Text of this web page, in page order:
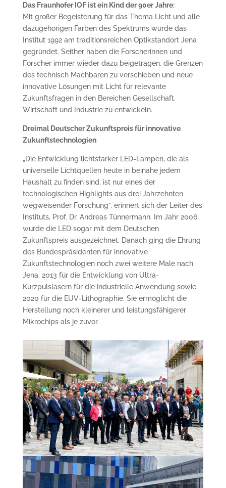
Das Fraunhofer IOF ist ein Kind der 90er Jahre:
Mit großer Begeisterung für das Thema Licht und alle
dazugehörigen Farben des Spektrums wurde das
Institut 1992 am traditionsreichen Optikstandort Jena
gegründet. Seither haben die Forscherinnen und
Forscher immer wieder dazu beigetragen, die Grenzen
des technisch Machbaren zu verschieben und neue
innovative Lösungen mit Licht für relevante
Zukunftsfragen in den Bereichen Gesellschaft,
Wirtschaft und Industrie zu entwickeln.
Dreimal Deutscher Zukunftspreis für innovative
Zukunftstechnologien
„Die Entwicklung lichtstarker LED-Lampen, die als
universelle Lichtquellen heute in beinahe jedem
Haushalt zu finden sind, ist nur eines der
technologischen Highlights aus drei Jahrzehnten
wegweisender Forschung“, erinnert sich der Leiter des
Instituts, Prof. Dr. Andreas Tünnermann. Im Jahr 2006
wurde die LED sogar mit dem Deutschen
Zukunftspreis ausgezeichnet. Danach ging die Ehrung
des Bundespräsidenten für innovative
Zukunftstechnologien noch zwei weitere Male nach
Jena: 2013 für die Entwicklung von Ultra-
Kurzpulslasern für die industrielle Anwendung sowie
2020 für die EUV-Lithographie. Sie ermöglicht die
Herstellung noch kleinerer und leistungsfähigerer
Mikrochips als je zuvor.